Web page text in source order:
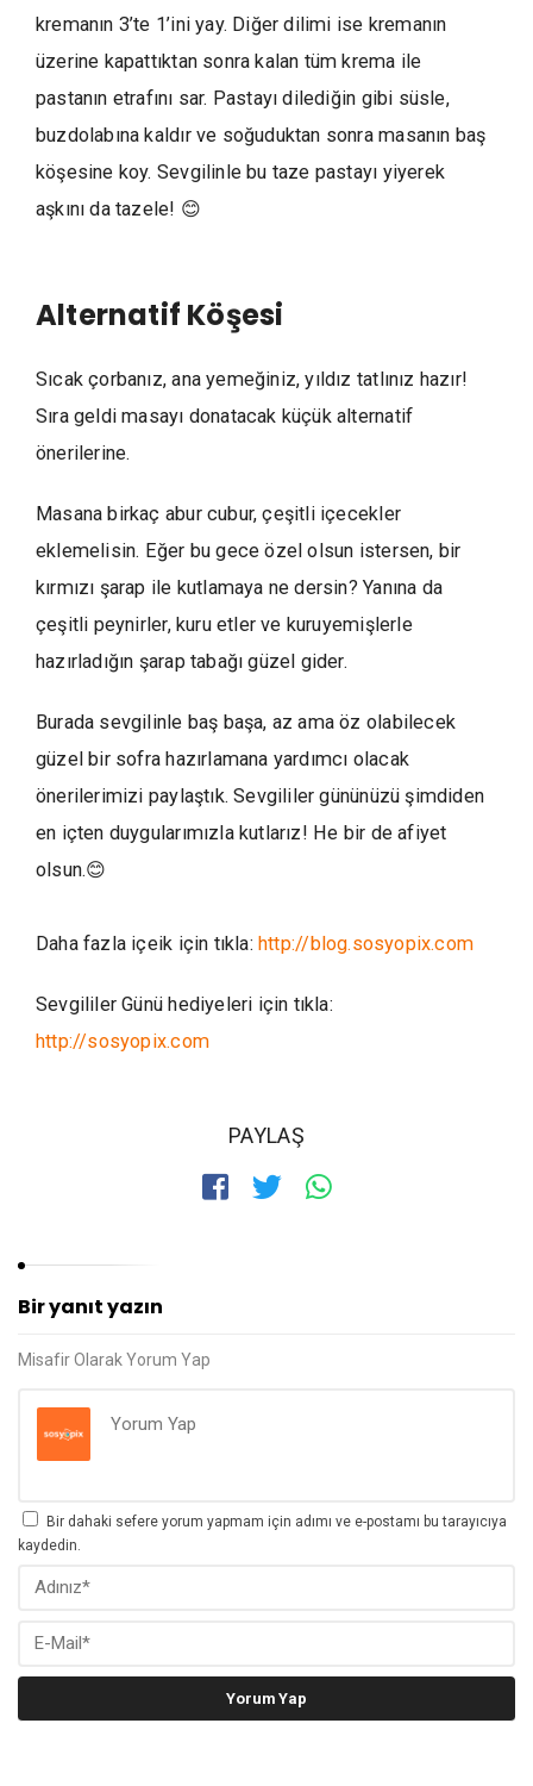
kremanın 3’te 1’ini yay. Diğer dilimi ise kremanın
üzerine kapattıktan sonra kalan tüm krema ile
pastanın etrafını sar. Pastayı dilediğin gibi süsle,
buzdolabına kaldır ve soğuduktan sonra masanın baş
köşesine koy. Sevgilinle bu taze pastayı yiyerek
aşkını da tazele! 😊
Alternatif Köşesi
Sıcak çorbanız, ana yemeğiniz, yıldız tatlınız hazır!
Sıra geldi masayı donatacak küçük alternatif
önerilerine.
Masana birkaç abur cubur, çeşitli içecekler
eklemelisin. Eğer bu gece özel olsun istersen, bir
kırmızı şarap ile kutlamaya ne dersin? Yanına da
çeşitli peynirler, kuru etler ve kuruyemişlerle
hazırladığın şarap tabağı güzel gider.
Burada sevgilinle baş başa, az ama öz olabilecek
güzel bir sofra hazırlamana yardımcı olacak
önerilerimizi paylaştık. Sevgililer gününüzü şimdiden
en içten duygularımızla kutlarız! He bir de afiyet
olsun.😊
Daha fazla içeik için tıkla:http://blog.sosyopix.com
Sevgililer Günü hediyeleri için tıkla:
http://sosyopix.com
PAYLAŞ
Bir yanıt yazın
Misafir Olarak Yorum Yap
Bir dahaki sefere yorum yapmam için adımı ve e-postamı bu tarayıcıya
kaydedin.